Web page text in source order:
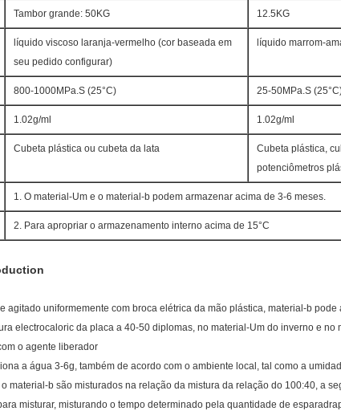
Tambor grande: 50KG 12.5KG
líquido viscoso laranja-vermelho (cor baseada em
seu pedido configurar)
líquido marrom-
800-1000MPa.S (25°C) 25-50MPa.S
1.02g/ml 1.02g/ml
Cubeta plástica ou cubeta da lata
Cubeta plástica,
potenciômetros
1. O material-Um e o material-b podem armazenar acima de 3-6 meses.
2. Para apropriar o armazenamento interno acima de 15°C
agitado uniformemente com broca elétrica da mão plástica, material-b pode
electrocaloric da placa a 40-50 diplomas, no material-Um do inverno e
o agente liberador
a água 3-6g, também de acordo com o ambiente local, tal como a
material-b são misturados na relação da mistura da relação do 100:40, a
misturar, misturando o tempo determinado pela quantidade de